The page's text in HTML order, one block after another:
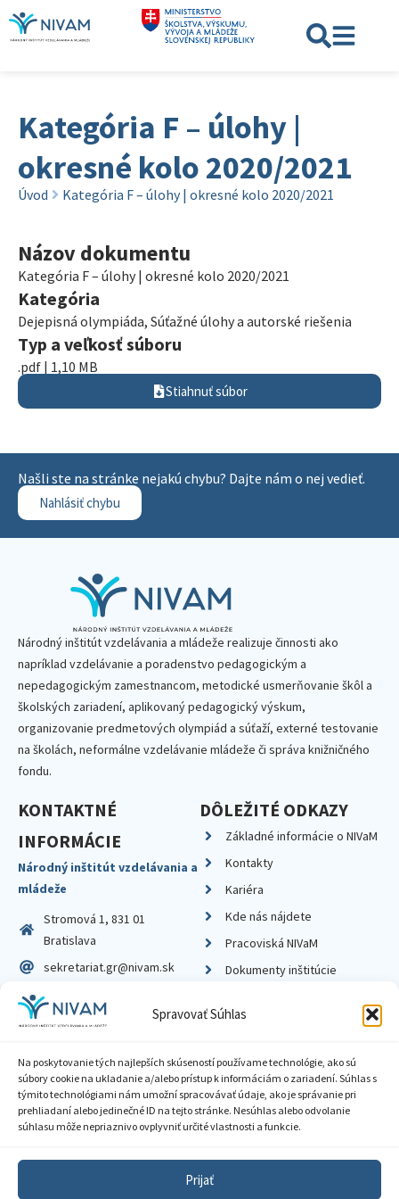
Spravovať Súhlas
Na poskytovanie tých najlepších skúseností používame technológie, ako sú
súbory cookie na ukladanie a/alebo prístup k informáciám o zariadení. Súhlas s
týmito technológiami nám umožní spracovávať údaje, ako je správanie pri
prehliadaní alebo jedinečné ID na tejto stránke. Nesúhlas alebo odvolanie
súhlasu môže nepriaznivo ovplyvniť určité vlastnosti a funkcie.
Prijať
Kategória F – úlohy |
okresné kolo 2020/2021
Úvod Kategória F – úlohy | okresné kolo 2020/2021
Názov dokumentu
Kategória F – úlohy | okresné kolo 2020/2021
Kategória
Dejepisná olympiáda, Súťažné úlohy a autorské riešenia
Typ a veľkosť súboru
.pdf | 1,10 MB
Stiahnuť súbor
Našli ste na stránke nejakú chybu? Dajte nám o nej vedieť.
Nahlásiť chybu
Národný inštitút vzdelávania a mládeže realizuje činnosti ako
napríklad vzdelávanie a poradenstvo pedagogickým a
nepedagogickým zamestnancom, metodické usmerňovanie škôl a
školských zariadení, aplikovaný pedagogický výskum,
organizovanie predmetových olympiád a súťaží, externé testovanie
na školách, neformálne vzdelávanie mládeže či správa knižničného
fondu.
KONTAKTNÉ
INFORMÁCIE
Národný inštitút vzdelávania a
mládeže
Stromová 1, 831 01
Bratislava
sekretariat.gr@nivam.sk
IČO: 00164348
DIČ: 2020798714
DÔLEŽITÉ ODKAZY
Základné informácie o NIVaM
Kontakty
Kariéra
Kde nás nájdete
Pracoviská NIVaM
Dokumenty inštitúcie
Zásady ochrany súkromia
Sprístupnenie informácií